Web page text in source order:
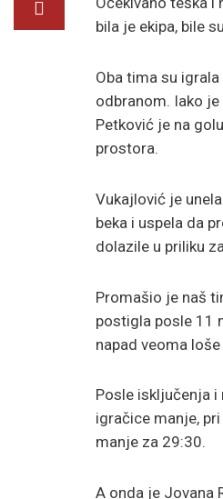
bila je ekipa, bile
Oba tima su
odbranom. Iako
Petković je na
prostora.
Vukajlović je
beka i uspela da
dolazile u priliku
Promašio je naš
postigla posle 11
napad veoma
Posle isključenja
igračice manje,
manje za 29:30.
A onda je Jovana